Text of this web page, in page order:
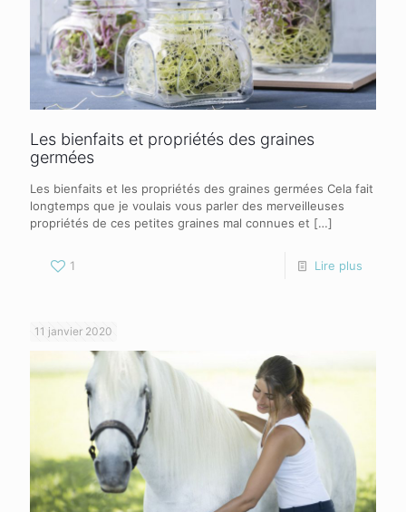
Les bienfaits et propriétés des graines
germées
Les bienfaits et les propriétés des graines germées Cela fait
longtemps que je voulais vous parler des merveilleuses
propriétés de ces petites graines mal connues et […]
1 Lire plus
11 janvier 2020